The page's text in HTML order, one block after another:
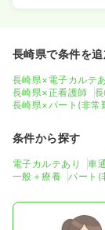
長崎県で条件を
長崎県×電子カルテ
長崎県×正看護師
長崎県×パート(非常
条件から探す
電子カルテあり 車
一般＋療養
パート(